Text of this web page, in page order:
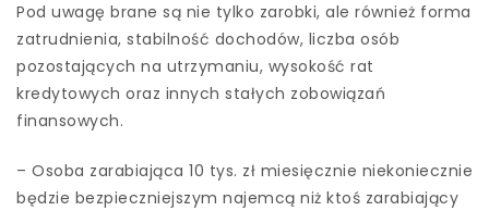
Pod uwagę brane są nie tylko zarobki, ale również forma
zatrudnienia, stabilność dochodów, liczba osób
pozostających na utrzymaniu, wysokość rat
kredytowych oraz innych stałych zobowiązań
finansowych.
– Osoba zarabiająca 10 tys. zł miesięcznie niekoniecznie
będzie bezpieczniejszym najemcą niż ktoś zarabiający